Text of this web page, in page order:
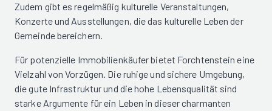
Zudem gibt es regelmäßig kulturelle Veranstaltungen,
Konzerte und Ausstellungen, die das kulturelle Leben der
Gemeinde bereichern.
Für potenzielle Immobilienkäufer bietet Forchtenstein eine
Vielzahl von Vorzügen. Die ruhige und sichere Umgebung,
die gute Infrastruktur und die hohe Lebensqualität sind
starke Argumente für ein Leben in dieser charmanten